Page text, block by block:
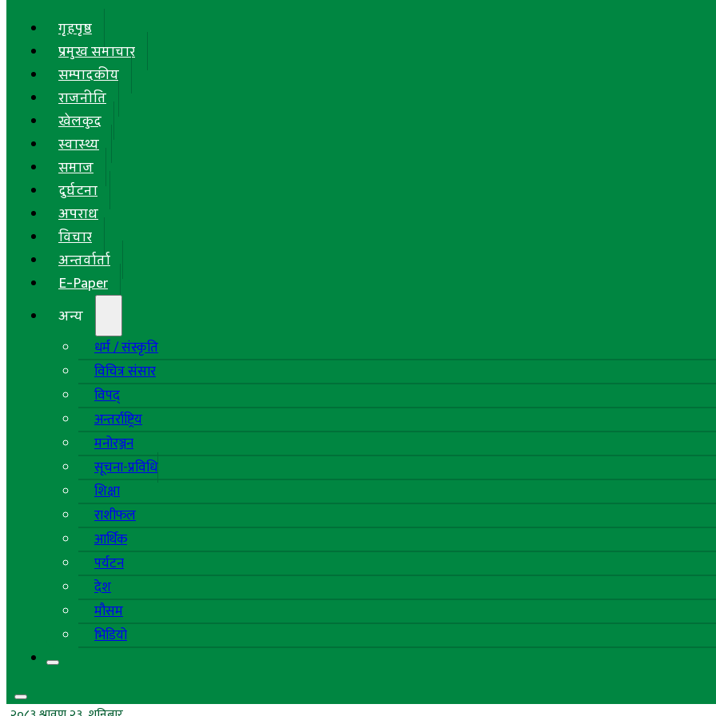
गृहपृष्ठ
प्रमुख समाचार
सम्पादकीय
राजनीति
खेलकुद
स्वास्थ्य
समाज
दुर्घटना
अपराध
विचार
अन्तर्वार्ता
E-Paper
अन्य
धर्म / संस्कृति
विचित्र संसार
विपद्
अन्तर्राष्ट्रिय
मनोरञ्जन
सूचना-प्रविधि
शिक्षा
राशीफल
आर्थिक
पर्यटन
देश
मौसम
भिडियो